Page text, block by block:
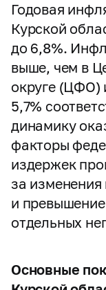
Годовая
Курской
до 6,8%.
выше, чем в
округе (ЦФО)
5,7%
динамику
факторы
издержек
за изменения
и
отдельных
Основные